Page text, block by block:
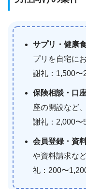
サプリ・健康
プリを自宅に
謝礼：1,500〜
保険相談・口
座の開設など
謝礼：2,000〜
会員登録・資
や資料請求な
礼：200〜